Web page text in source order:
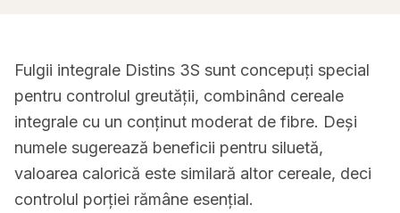
Fulgii integrale Distins 3S sunt concepuți special
pentru controlul greutății, combinând cereale
integrale cu un conținut moderat de fibre. Deși
numele sugerează beneficii pentru siluetă,
valoarea calorică este similară altor cereale, deci
controlul porției rămâne esențial.